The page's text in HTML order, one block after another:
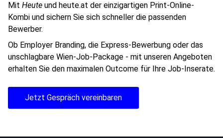
Mit Heute und heute.at der einzigartigen Print-Online-
Kombi und sichern Sie sich schneller die passenden
Bewerber.
Ob Employer Branding, die Express-Bewerbung oder das
unschlagbare Wien-Job-Package - mit unseren Angeboten
erhalten Sie den maximalen Outcome für Ihre Job-Inserate.
Jetzt Gespräch vereinbaren